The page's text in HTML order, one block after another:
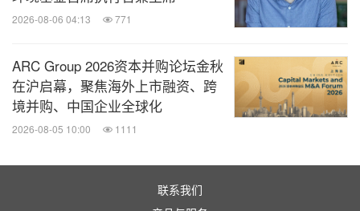
特的平台。协会致力于动员公共和私营部门的资源和
内部绿色金融业务和产品创新。香港绿色金融协会的
主要目标是将香港打造为领先的国际绿色科技和绿色
金融中心。协会致力于为香港的金融机构和企业提供
合国可持续发展目标和《巴黎协定》的道路一致。
2026-08-06 04:13 771
ARC Group 2026资本并购论坛金秋
在沪启幕，聚焦海外上市融资、跨
境并购、中国企业全球化
2026-08-05 10:00 1111
联系我们